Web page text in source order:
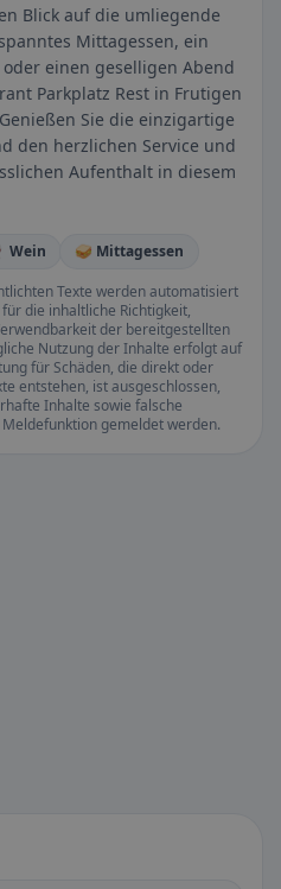
Blick auf die umliegende
Mittagessen, ein
einen geselligen Abend
Parkplatz Rest in Frutigen
Sie die einzigartige
den herzlichen Service und
Aufenthalt in diesem
Wein
🥪 Mittagessen
Texte werden automatisiert
die inhaltliche Richtigkeit,
der bereitgestellten
Nutzung der Inhalte erfolgt auf
für Schäden, die direkt oder
entstehen, ist ausgeschlossen,
Inhalte sowie falsche
gemeldet werden.